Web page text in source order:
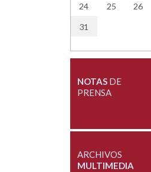
24 25 26
31
NOTASDE
PRENSA
ARCHIVOS
MULTIMEDIA